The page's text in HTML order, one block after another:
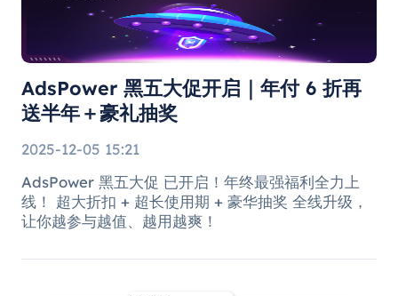
AdsPower 黑五大促开启｜年付 6 折再
送半年＋豪礼抽奖
2025-12-05 15:21
AdsPower 黑五大促 已开启！年终最强福利全力上
线！ 超大折扣 + 超长使用期 + 豪华抽奖 全线升级，
让你越参与越值、越用越爽！